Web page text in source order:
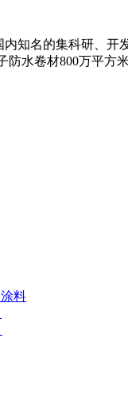
内知名的集科研、
水卷材800万平方
料